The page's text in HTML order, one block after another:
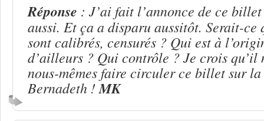
Réponse : J’ai fait l’annonce de ce
aussi. Et ça a disparu aussitôt. Serait-ce
sont calibrés, censurés ? Qui est à
d’ailleurs ? Qui contrôle ? Je crois qu’il
nous-mêmes faire circuler ce billet sur
Bernadeth !MK